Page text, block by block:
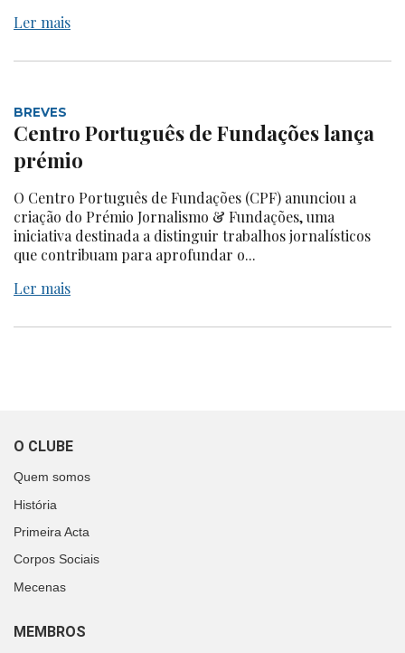
Ler mais
BREVES
Centro Português de Fundações lança
prémio
O Centro Português de Fundações (CPF) anunciou a
criação do Prémio Jornalismo & Fundações, uma
iniciativa destinada a distinguir trabalhos jornalísticos
que contribuam para aprofundar o...
Ler mais
O CLUBE
Quem somos
História
Primeira Acta
Corpos Sociais
Mecenas
MEMBROS